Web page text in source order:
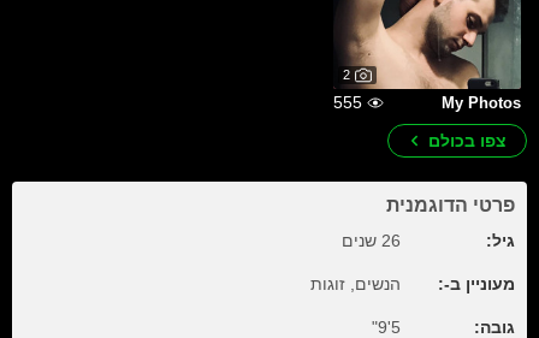
2
My Photos
555
צפו בכולם
פרטי הדוגמנית
גיל: 26 שנים
מעוניין ב-: הנשים, זוגות
גובה: 5'9"